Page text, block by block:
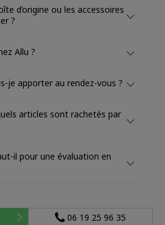
d’origine ou les accessoires
?
Allu ?
je apporter au rendez-vous ?
articles sont rachetés par
il pour une évaluation en
06 19 25 96 35